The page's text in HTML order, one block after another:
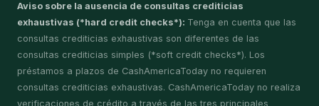
Aviso sobre la ausencia de consultas crediticias
exhaustivas (*hard credit checks*): Tenga en cuenta que las
consultas crediticias exhaustivas son diferentes de las
consultas crediticias simples (*soft credit checks*). Los
préstamos a plazos de CashAmericaToday no requieren
consultas crediticias exhaustivas. CashAmericaToday no realiza
verificaciones de crédito a través de las tres principales